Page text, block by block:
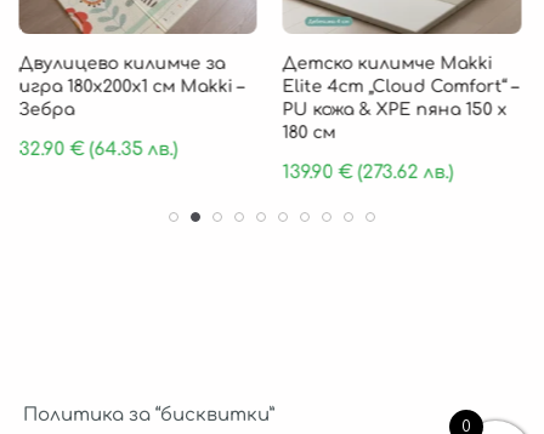
Двулицево килимче за
игра 180х200х1 см Makki –
Зебра
32.90 €(64.35 лв.)
Детско килимче Makki
Elite 4cm „Cloud Comfort“ –
PU кожа & XPE пяна 150 х
180 см
139.90€(273.62 лв.)
Политика за “бисквитки”
0